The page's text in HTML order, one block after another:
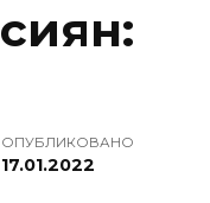
ОПУБЛИКОВАНО
17.01.2022